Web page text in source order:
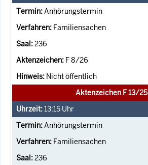
Anhörungstermin
Familiensachen
236
F 8/26
Nicht öffentlich
Aktenzeichen F 13/25
13:15 Uhr
Anhörungstermin
Familiensachen
236